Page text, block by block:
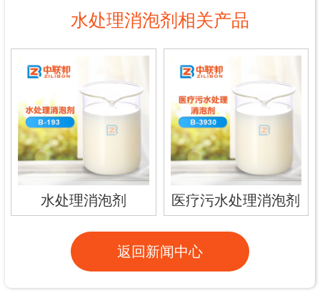
水处理消泡剂相关产品
水处理消泡剂 医疗污水处理消泡剂
返回新闻中心